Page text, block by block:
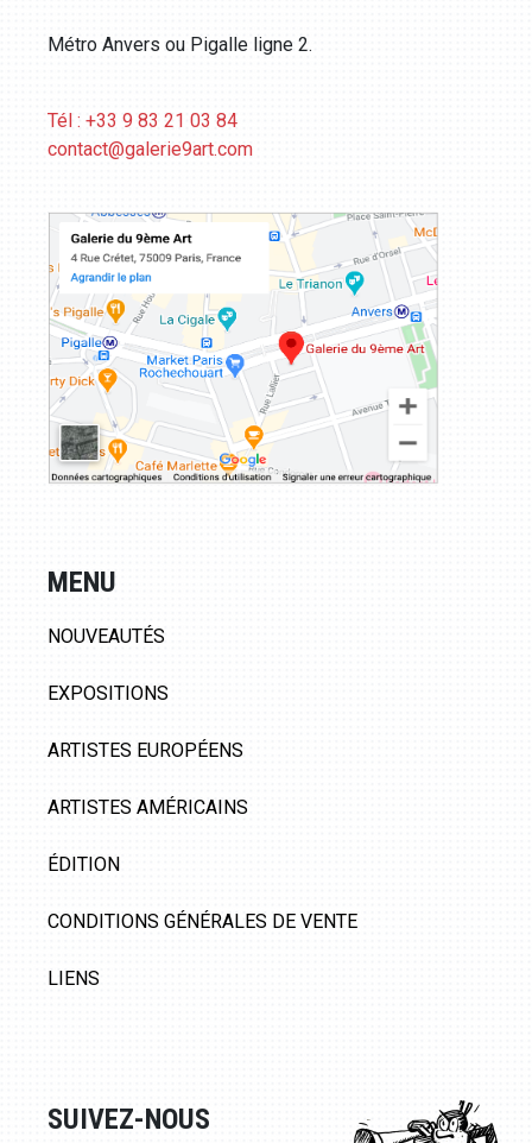
Métro Anvers ou Pigalle ligne 2.
Tél : +33 9 83 21 03 84
contact@galerie9art.com
MENU
NOUVEAUTÉS
EXPOSITIONS
ARTISTES EUROPÉENS
ARTISTES AMÉRICAINS
ÉDITION
CONDITIONS GÉNÉRALES DE VENTE
LIENS
SUIVEZ-NOUS